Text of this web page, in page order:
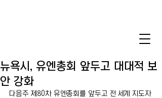
뉴욕시, 유엔총회 앞두고 대대적 보
안 강화
다음주 제80차 유엔총회를 앞두고 전 세계 지도자